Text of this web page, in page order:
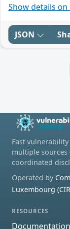
Show details
JSON
Fast
multiple
coordinated
Operated by
Luxembourg
RESOURCES
Documentation